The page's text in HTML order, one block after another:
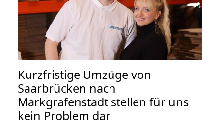
Kurzfristige Umzüge von
Saarbrücken nach
Markgrafenstadt stellen für uns
kein Problem dar